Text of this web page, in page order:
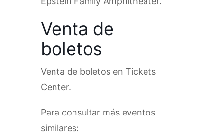
Venta de
boletos
Venta de boletos en Tickets
Center.
Para consultar más eventos
similares: